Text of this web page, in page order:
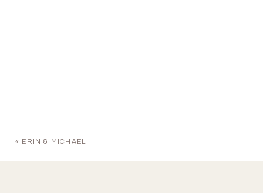
« ERIN & MICHAEL